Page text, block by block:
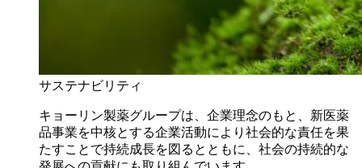
サステナビリティ
キョーリン製薬グループは、企業理念のもと、新医薬
品事業を中核とする企業活動により社会的な責任を果
たすことで持続成長を図るとともに、社会の持続的な